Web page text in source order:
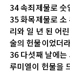
34 속죄제물로 숫
35 화목제물로 소
리와 일 년 된 어
술의 헌물이었더
36 다섯째 날에는
루미엘이 헌물을